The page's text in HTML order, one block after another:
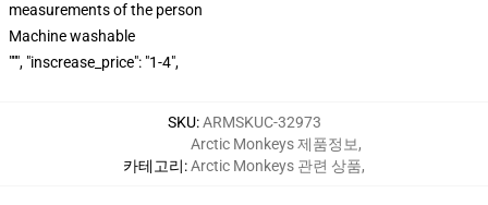
measurements of the person
Machine washable
""", "inscrease_price": "1-4",
SKU:ARMSKUC-32973
카테고리:
Arctic Monkeys 제품정보,
Arctic Monkeys 관련 상품,